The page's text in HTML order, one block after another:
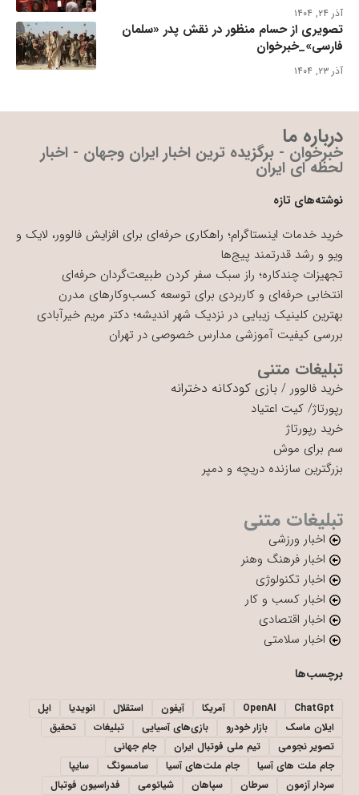
آذر ۲۴, ۱۴۰۴
تصویری از حسام منظور در نقش پدر «سلمان
فارسی»_خبرخوان
آذر ۲۳, ۱۴۰۴
درباره ما
خبرخوان - برگزیده ترین اخبار ایران وجهان - اخبار
لحظه ای ایران
نوشته‌های تازه
خرید خدمات اینستاگرام؛ راهکاری حرفه‌ای برای افزایش فالوور، لایک و
ویو و رشد قدرتمند پیج‌ها
تجهیزات چندکاره؛ راز سبک سفر کردن طبیعت‌گردان حرفه‌ای
انتخابی حرفه‌ای و کاربردی برای توسعه کسب‌وکارهای مدرن
بهترین کلینیک زیبایی در نزدیک شهر اندیشه؛ دکتر مریم خیرآبادی
بررسی کیفیت آموزشی مدارس خصوصی در تهران
تبلیغات متنی
خرید فالوور / بازی کودکانه دخترانه
رپورتاژ/ کیت اعتیاد
خرید رپورتاژ
سم برای موش
بزرگترین سازنده دریچه و دمپر
تبلیغات متنی
اخبار ورزشی
اخبار فرهنگ وهنر
اخبار تکنولوژی
اخبار کسب و کار
اخبار اقتصادی
اخبار سلامتی
برچسب‌ها
ChatGpt
OpenAI آمریکا آیفون استقلال انویدیا
اپل
ایلان ماسک
بازار خودرو بازی‌های آسیایی تبلیغات
تحقیق
تصویر نجومی
تیم ملی فوتبال ایران
جام جهانی
جام ملت های آسیا
جام ملت‌های آسیا سامسونگ
سایپا
سردار آزمون
سرطان سپاهان شیائومی فدراسیون فوتبال